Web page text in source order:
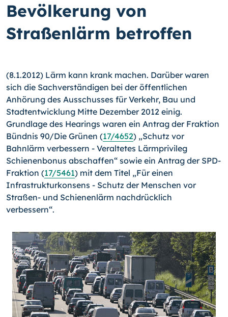
Bevölkerung von
Straßenlärm betroffen
(8.1.2012) Lärm kann krank machen. Darüber waren
sich die Sachverständigen bei der öffentlichen
Anhörung des Ausschusses für Verkehr, Bau und
Stadtentwicklung Mitte Dezember 2012 einig.
Grundlage des Hearings waren ein Antrag der Fraktion
Bündnis 90/Die Grünen (17/4652) „Schutz vor
Bahnlärm verbessern - Veraltetes Lärmprivileg
Schienenbonus abschaffen“ sowie ein Antrag der SPD-
Fraktion (17/5461) mit dem Titel „Für einen
Infrastrukturkonsens - Schutz der Menschen vor
Straßen- und Schienenlärm nachdrücklich
verbessern“.